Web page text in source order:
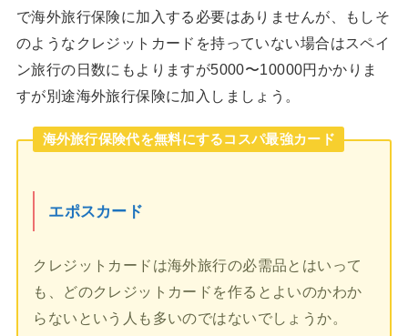
で海外旅行保険に加入する必要はありませんが、もしそ
のようなクレジットカードを持っていない場合はスペイ
ン旅行の日数にもよりますが5000〜10000円かかりま
すが別途海外旅行保険に加入しましょう。
海外旅行保険代を無料にするコスパ最強カード
エポスカード
クレジットカードは海外旅行の必需品とはいって
も、どのクレジットカードを作るとよいのかわか
らないという人も多いのではないでしょうか。